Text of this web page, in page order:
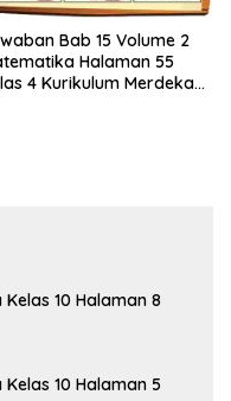
Bab 15 Volume 2
Halaman 55
4 Kurikulum Merdeka
10 Halaman 8
10 Halaman 5